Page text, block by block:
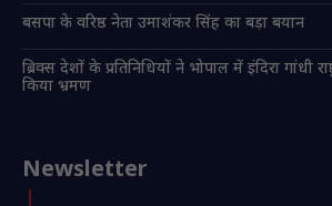
बसपा के वरिष्ठ नेता उमाशंकर सिंह का बड़ा बयान
ब्रिक्स देशों के प्रतिनिधियों ने भोपाल में इंदिरा गांधी
किया भ्रमण
Newsletter